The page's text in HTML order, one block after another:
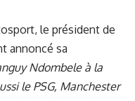
le président de
annoncé sa
Ndombele à la
le PSG, Manchester